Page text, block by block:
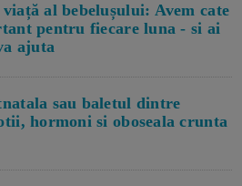
al bebelușului: Avem cate
pentru fiecare luna - si ai
ajuta
sau baletul dintre
hormoni si oboseala crunta